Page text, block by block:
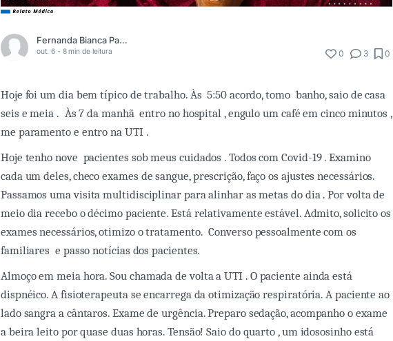
Fernanda Bianca Paes Gulinelli
out. 6 - 8 min de leitura 0 3 0
Hoje foi um dia bem típico de trabalho. Às 5:50 acordo, tomo banho, saio de casa
seis e meia . Às 7 da manhã entro no hospital , engulo um café em cinco minutos ,
me paramento e entro na UTI .
Hoje tenho nove pacientes sob meus cuidados . Todos com Covid-19 . Examino
cada um deles, checo exames de sangue, prescrição, faço os ajustes necessários.
Passamos uma visita multidisciplinar para alinhar as metas do dia . Por volta de
meio dia recebo o décimo paciente. Está relativamente estável. Admito, solicito os
exames necessários, otimizo o tratamento. Converso pessoalmente com os
familiares e passo notícias dos pacientes.
Almoço em meia hora. Sou chamada de volta a UTI . O paciente ainda está
dispnéico. A fisioterapeuta se encarrega da otimização respiratória. A paciente ao
lado sangra a cântaros. Exame de urgência. Preparo sedação, acompanho o exame
a beira leito por quase duas horas. Tensão! Saio do quarto , um idososinho está